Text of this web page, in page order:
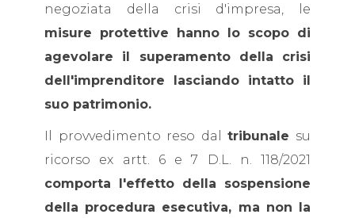
negoziata della crisi d'impresa, le
misure protettive hanno lo scopo di
agevolare il superamento della crisi
dell'imprenditore lasciando intatto il
suo patrimonio.
Il provvedimento reso daltribunale su
ricorso ex artt. 6 e 7 D.L. n. 118/2021
comporta l'effetto della sospensione
della procedura esecutiva, ma non la